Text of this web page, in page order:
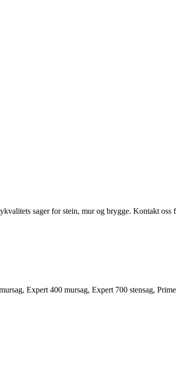
sager for stein, mur og brygge. Kontakt
Expert 400 mursag, Expert 700 stensag,